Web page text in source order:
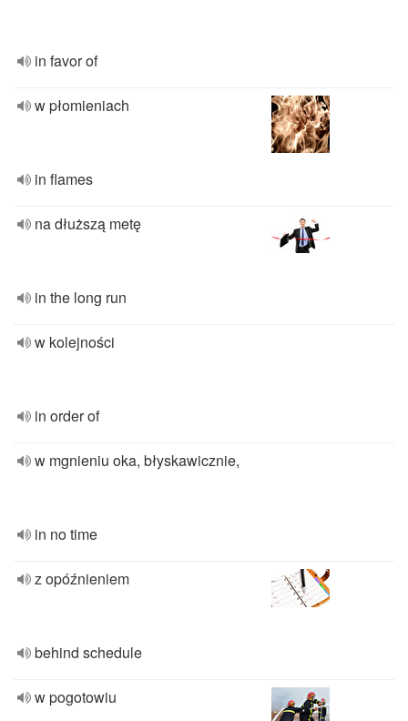
in favor of
w płomieniach
in flames
na dłuższą metę
in the long run
w kolejności
in order of
w mgnieniu oka, błyskawicznie,
in no time
z opóźnieniem
behind schedule
w pogotowiu